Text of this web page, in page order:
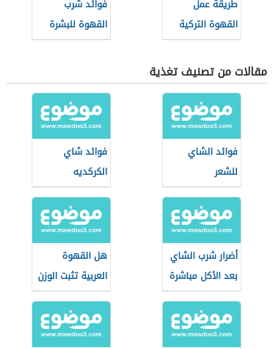
طريقة عمل
القهوة التركية
بالحليب
فوائد شرب
القهوة للبشرة
مقالات من تصنيف تغذية
فوائد الشاي
للشعر
فوائد شاي
الكركديه
أضرار شرب الشاي
بعد الأكل مباشرة
هل القهوة
العربية تثبت الوزن